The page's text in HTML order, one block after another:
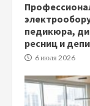
педикюра,
ресниц и
6 июля 2026